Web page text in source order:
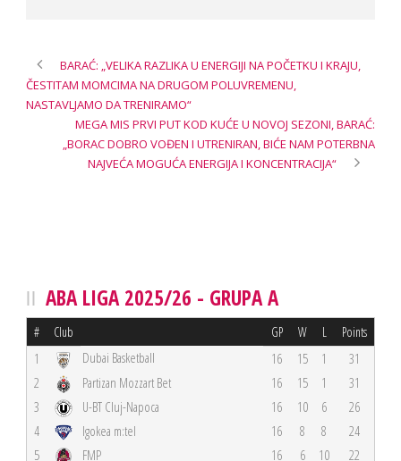
BARAĆ: „VELIKA RAZLIKA U ENERGIJI NA POČETKU I KRAJU,
ČESTITAM MOMCIMA NA DRUGOM POLUVREMENU,
NASTAVLJAMO DA TRENIRAMO“
MEGA MIS PRVI PUT KOD KUĆE U NOVOJ SEZONI, BARAĆ:
„BORAC DOBRO VOĐEN I UTRENIRAN, BIĆE NAM POTERBNA
NAJVEĆA MOGUĆA ENERGIJA I KONCENTRACIJA“
ABA LIGA 2025/26 - GRUPA A
# Club GP W L Points
1 Dubai Basketball 16 15 1
31
2
Partizan Mozzart Bet 16 15 1
31
3
U-BT Cluj-Napoca 16 10 6
26
4
Igokea m:tel 16 8 8
24
5
FMP 16 6 10
22